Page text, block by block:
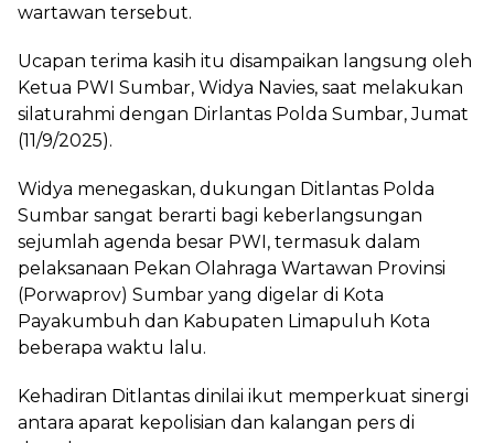
wartawan tersebut.
Ucapan terima kasih itu disampaikan langsung oleh
Ketua PWI Sumbar, Widya Navies, saat melakukan
silaturahmi dengan Dirlantas Polda Sumbar, Jumat
(11/9/2025).
Widya menegaskan, dukungan Ditlantas Polda
Sumbar sangat berarti bagi keberlangsungan
sejumlah agenda besar PWI, termasuk dalam
pelaksanaan Pekan Olahraga Wartawan Provinsi
(Porwaprov) Sumbar yang digelar di Kota
Payakumbuh dan Kabupaten Limapuluh Kota
beberapa waktu lalu.
Kehadiran Ditlantas dinilai ikut memperkuat sinergi
antara aparat kepolisian dan kalangan pers di